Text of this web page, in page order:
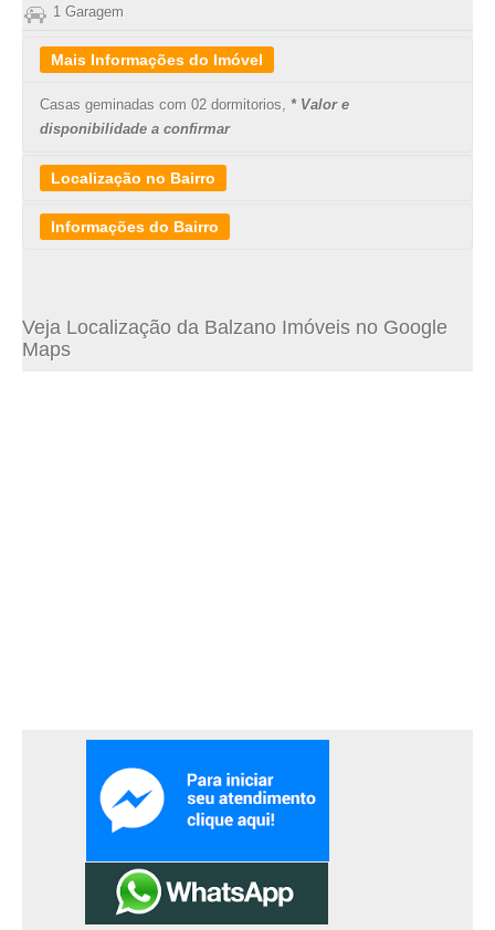
1 Garagem
Mais Informações do Imóvel
Casas geminadas com 02 dormitorios, * Valor e
disponibilidade a confirmar
Localização no Bairro
Informações do Bairro
DO MOÇAMBIQUE, no leste da Ilha de Santa Catarina, entre os
bairros da Barra da Lagoa e Ingleses. Distante aproximadamente
Veja Localização da Balzano Imóveis no Google
Maps